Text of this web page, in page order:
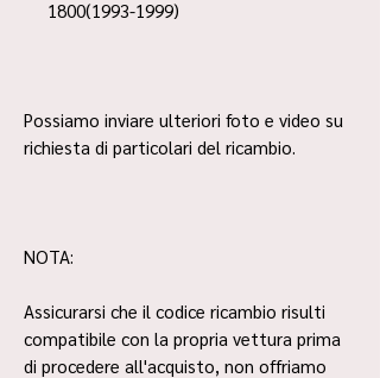
1800(1993-1999)
Possiamo inviare ulteriori foto e video su
richiesta di particolari del ricambio.
NOTA:
Assicurarsi che il codice ricambio risulti
compatibile con la propria vettura prima
di procedere all'acquisto, non offriamo